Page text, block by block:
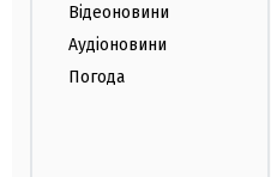
Відеоновини
Аудіоновини
Погода